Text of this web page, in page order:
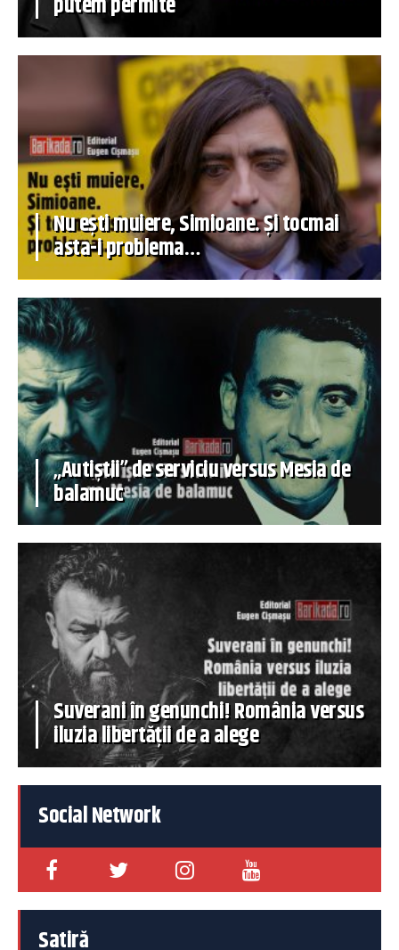
Nu ești muiere, Simioane. Și tocmai
asta-i problema…
„Autiștii” de serviciu versus Mesia de
balamuc
Suverani în genunchi! România versus
iluzia libertății de a alege
Social Network
Satiră